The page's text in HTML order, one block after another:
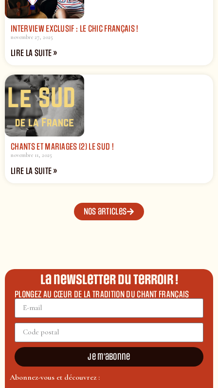
INTERVIEW EXCLUSIF : LE CHIC FRANÇAIS !
novembre 27, 2025
LIRE LA SUITE »
CHANTS ET MARIAGES (2) LE SUD !
novembre 11, 2025
LIRE LA SUITE »
Nos articles
La newsletter du terroir !
PLONGEZ AU CŒUR DE LA TRADITION DU CHANT FRANÇAIS
Je m'abonne
Abonnez-vous et découvrez :